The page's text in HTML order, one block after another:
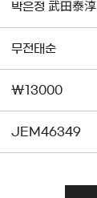
박은정 武田泰淳
무전태순
\13000
JEM46349